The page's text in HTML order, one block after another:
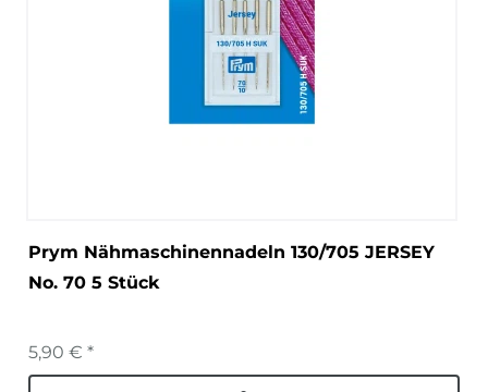
Prym Nähmaschinennadeln 130/705 JERSEY
No. 70 5 Stück
5,90 € *